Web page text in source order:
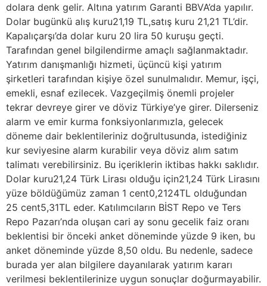
dolara denk gelir. Altına yatırım Garanti BBVA’da yapılır.
Dolar bugünkü alış kuru21,19 TL,satış kuru 21,21 TL’dir.
Kapalıçarşı’da dolar kuru 20 lira 50 kuruşu geçti.
Tarafından genel bilgilendirme amaçlı sağlanmaktadır.
Yatırım danışmanlığı hizmeti, üçüncü kişi yatırım
şirketleri tarafından kişiye özel sunulmalıdır. Memur, işçi,
emekli, esnaf ezilecek. Vazgeçilmiş önemli projeler
tekrar devreye girer ve döviz Türkiye’ye girer. Dilerseniz
alarm ve emir kurma fonksiyonlarımızla, gelecek
döneme dair beklentileriniz doğrultusunda, istediğiniz
kur seviyesine alarm kurabilir veya döviz alım satım
talimatı verebilirsiniz. Bu içeriklerin iktibas hakkı saklıdır.
Dolar kuru21,24 Türk Lirası olduğu için21,24 Türk Lirasını
yüze böldüğümüz zaman 1 cent0,2124TL olduğundan
25 cent5,31TL eder. Katılımcıların BİST Repo ve Ters
Repo Pazarı’nda oluşan cari ay sonu gecelik faiz oranı
beklentisi bir önceki anket döneminde yüzde 9 iken, bu
anket döneminde yüzde 8,50 oldu. Bu nedenle, sadece
burada yer alan bilgilere dayanılarak yatırım kararı
verilmesi beklentilerinize uygun sonuçlar doğurmayabilir.